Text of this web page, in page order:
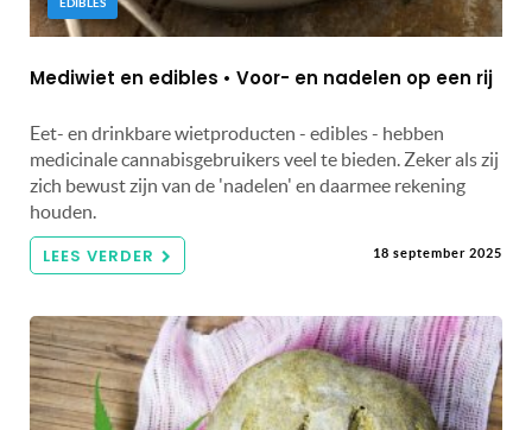
EDIBLES
Mediwiet en edibles • Voor- en nadelen op een rij
Eet- en drinkbare wietproducten - edibles - hebben
medicinale cannabisgebruikers veel te bieden. Zeker als zij
zich bewust zijn van de 'nadelen' en daarmee rekening
houden.
LEES VERDER 18 september 2025